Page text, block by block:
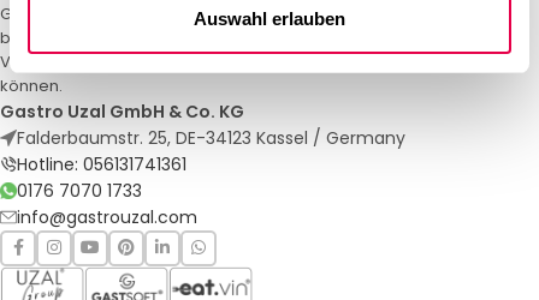
Auswahl erlauben
Gastro Uzal – Ihr Spezialist für Gastronomiemöbel und -textilien. Wir
bieten maßgeschneiderte Lösungen für Restaurants, Hotels und
Veranstaltungen. Qualität und Service, auf die Sie sich verlassen
können.
Gastro Uzal GmbH & Co. KG
Falderbaumstr. 25, DE-34123 Kassel / Germany
Hotline: 056131741361
0176 7070 1733
info@gastrouzal.com